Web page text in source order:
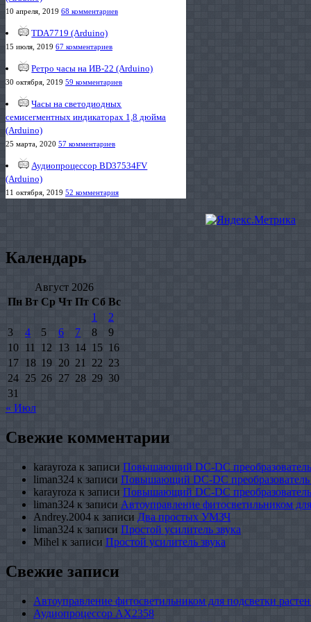
10 апреля, 2019 68 комментариев
TDA7719 (Arduino)
15 июля, 2019 67 комментариев
Ретро часы на ИВ-22 (Arduino)
30 октября, 2019 59 комментариев
Часы на светодиодных
семисегментных индикаторах 1,8 дюйма
(Arduino)
25 марта, 2020 57 комментариев
Аудиопроцессор BD37534FV
(Arduino)
11 октября, 2019 52 комментария
Календарь
Август 2026
Пн Вт Ср Чт Пт Сб Вс
1
2
3
4 5 6 7 8
9
10 11 12 13 14 15 16
17
18 19 20 21 22 23
24 25 26 27 28 29 30
31
« Июл
Свежие комментарии
karayroza к записи Повышающий DC-DC
liman324 к записи Повышающий DC-DC
karayroza к записи Повышающий DC-DC
liman324 к записи Автоуправление фитосветильником
Andrey.2004 к записи Два простых УМЗЧ
liman324 к записи Простой усилитель звука
Mihel к записи Простой усилитель звука
Свежие записи
Автоуправление фитосветильником для подсветки
Аудиопроцессор AX2358